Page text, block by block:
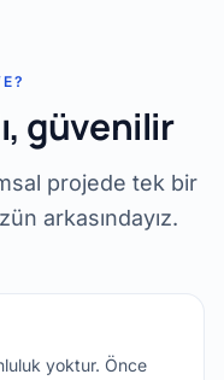
güvenilir
projede tek bir
arkasındayız.
yoktur. Önce